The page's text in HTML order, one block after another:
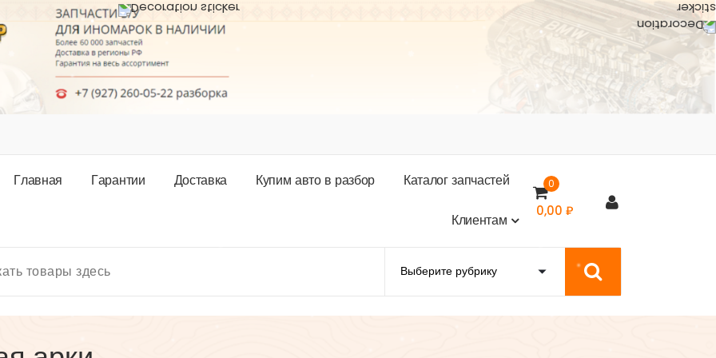
Главная Гарантии Доставка Купим авто в разбор Каталогзапчастей
Клиентам
0
0,00 ₽